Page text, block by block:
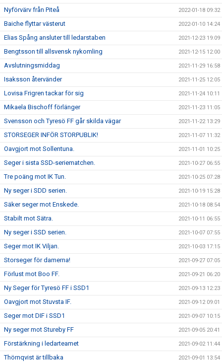
Nyförvärv från Piteå 2022-01-18 09:32
Baiche flyttar västerut 2022-01-10 14:24
Elias Spång ansluter till ledarstaben 2021-12-23 19:09
Bengtsson till allsvensk nykomling 2021-12-15 12:00
Avslutningsmiddag 2021-11-29 16:58
Isaksson återvänder 2021-11-25 12:05
Lovisa Frigren tackar för sig 2021-11-24 10:11
Mikaela Bischoff förlänger 2021-11-23 11:05
Svensson och Tyresö FF går skilda vägar 2021-11-22 13:29
STORSEGER INFÖR STORPUBLIK! 2021-11-07 11:32
Oavgjort mot Sollentuna. 2021-11-01 10:25
Seger i sista SSD-seriematchen. 2021-10-27 06:55
Tre poäng mot IK Tun. 2021-10-25 07:28
Ny seger i SDD serien. 2021-10-19 15:28
Säker seger mot Enskede. 2021-10-18 08:54
Stabilt mot Sätra. 2021-10-11 06:55
Ny seger i SSD serien. 2021-10-07 07:55
Seger mot IK Viljan. 2021-10-03 17:15
Storseger för damerna! 2021-09-27 07:05
Förlust mot Boo FF. 2021-09-21 06:20
Ny Seger för Tyresö FF i SSD1 2021-09-13 12:23
Oavgjort mot Stuvsta IF. 2021-09-12 09:01
Seger mot DIF i SSD1 2021-09-07 10:15
Ny seger mot Stureby FF 2021-09-05 20:41
Förstärkning i ledarteamet 2021-09-02 11:44
Thörnqvist är tillbaka 2021-09-01 13:54